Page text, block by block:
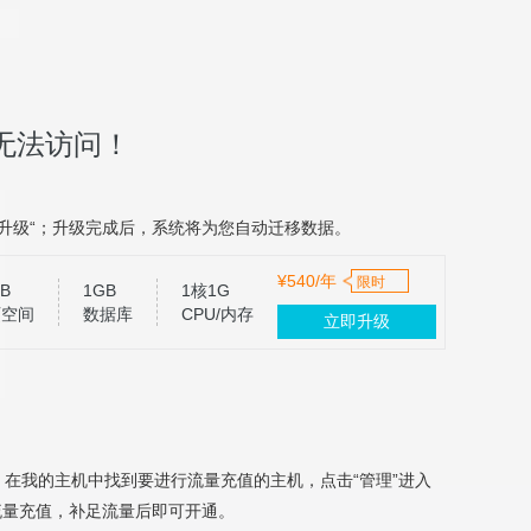
访问！
“；升级完成后，系统将为您自动迁移数据。
间
1GB
数据库
1核1G
CPU/内存
¥540/年 限时
立即升级
在我的主机中找到要进行流量充值的主机，点击“管理”进入
充值，补足流量后即可开通。